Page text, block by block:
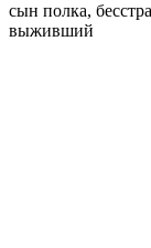
сын полка,
выживший